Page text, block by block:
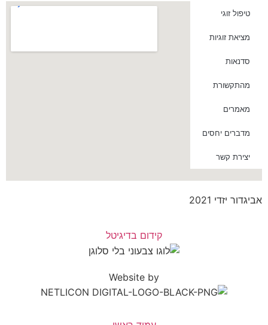
טיפול זוגי
מציאת זוגיות
סדנאות
מהתקשורת
מאמרים
מדברים יחסים
יצירת קשר
אביגדור יזדי 2021
קידום בדיגיטל
Website by